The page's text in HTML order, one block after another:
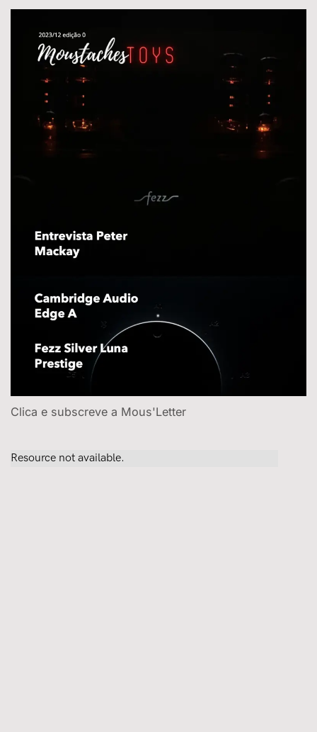
Clica e subscreve a Mous'Letter